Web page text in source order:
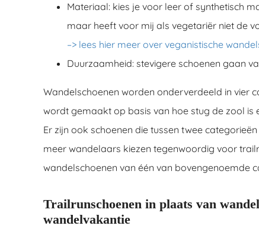
Materiaal: kies je voor leer of synthetisch
maar heeft voor mij als vegetariër niet de
–> lees hier meer over veganistische
Duurzaamheid: stevigere schoenen gaan
Wandelschoenen worden onderverdeeld in vier
wordt gemaakt op basis van hoe stug de zool is
Er zijn ook schoenen die tussen twee
meer wandelaars kiezen tegenwoordig voor
wandelschoenen van één van bovengenoemde
Trailrunschoenen in plaats van
wandelvakantie